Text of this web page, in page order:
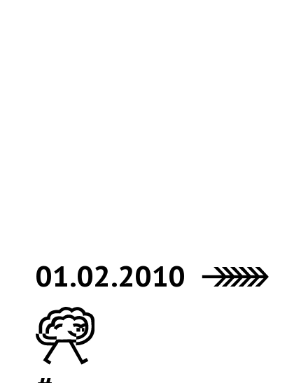
01.02.2010